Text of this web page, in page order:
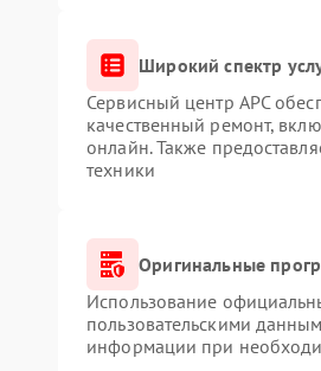
Широкий спектр
Сервисный центр APC
качественный ремонт,
онлайн. Также
техники
Оригинальные
Использование
пользовательскими
информации при